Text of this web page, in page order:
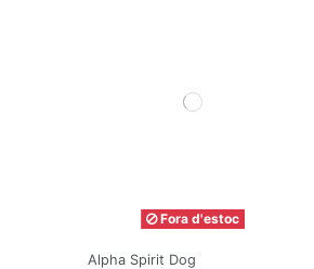
Fora d'estoc
Alpha Spirit Dog